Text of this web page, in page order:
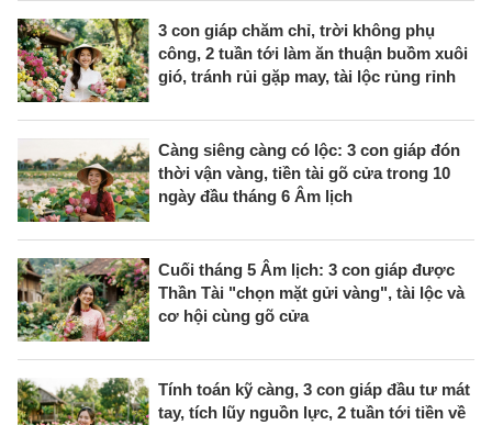
3 con giáp chăm chỉ, trời không phụ
công, 2 tuần tới làm ăn thuận buồm xuôi
gió, tránh rủi gặp may, tài lộc rủng rỉnh
Càng siêng càng có lộc: 3 con giáp đón
thời vận vàng, tiền tài gõ cửa trong 10
ngày đầu tháng 6 Âm lịch
Cuối tháng 5 Âm lịch: 3 con giáp được
Thần Tài "chọn mặt gửi vàng", tài lộc và
cơ hội cùng gõ cửa
Tính toán kỹ càng, 3 con giáp đầu tư mát
tay, tích lũy nguồn lực, 2 tuần tới tiền về